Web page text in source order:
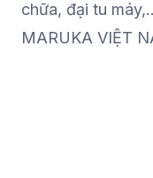
chữa, đại tu
MARUKA VIỆT